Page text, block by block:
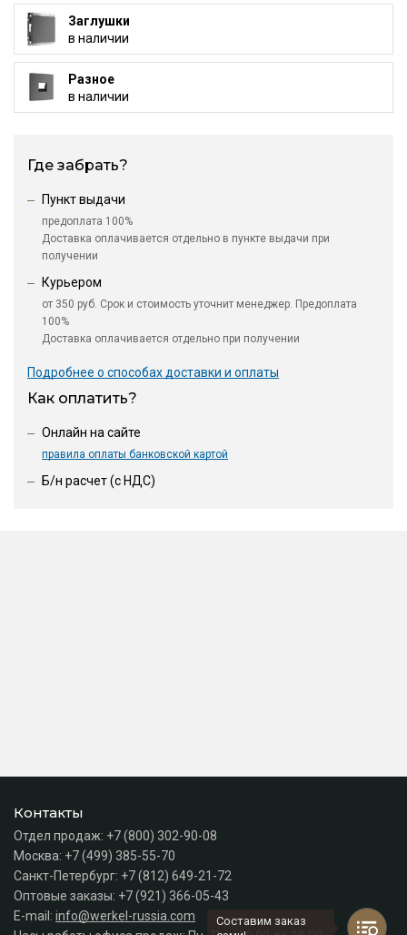
Заглушки
в наличии
Разное
в наличии
Где забрать?
Пункт выдачи
предоплата 100%
Доставка оплачивается отдельно в пункте выдачи при
получении
Курьером
от 350 руб. Срок и стоимость уточнит менеджер. Предоплата
100%
Доставка оплачивается отдельно при получении
Подробнее о способах доставки и оплаты
Как оплатить?
Онлайн на сайте
правила оплаты банковской картой
Б/н расчет (c НДС)
Контакты
Отдел продаж: +7 (800) 302-90-08
Москва: +7 (499) 385-55-70
Санкт-Петербург: +7 (812) 649-21-72
Оптовые заказы: +7 (921) 366-05-43
E-mail: info@werkel-russia.com
Составим заказ